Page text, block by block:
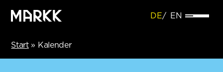
DE EN
Start» Kalender